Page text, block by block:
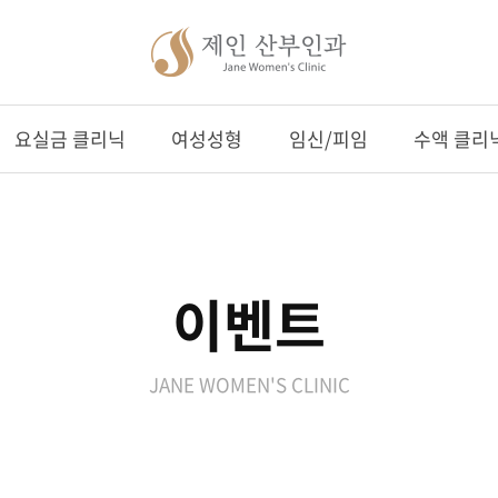
요실금 클리닉 여성성형 임신/피임 수액 클리
이벤트
JANE WOMEN'S CLINIC